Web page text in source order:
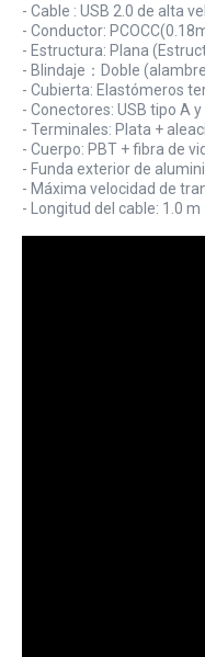
- Cable : USB 2.0 de alta
- Conductor:
- Estructura: Plana
- Blindaje：Doble
- Cubierta: Elastómeros
- Conectores: USB tipo A y
- Terminales: Plata +
- Cuerpo: PBT + fibra de
- Funda exterior de
- Máxima velocidad de
- Longitud del cable: 1.0 m